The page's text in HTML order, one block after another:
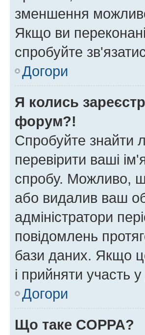
зменшення
Якщо ви
спробуйте
Догори
Я колись
форум?!
Спробуйте знайти
перевірити ваші
спробу. Можливо,
або видалив ваш
адміністратори
повідомлень
бази даних. Якщо
і прийняти участь у
Догори
Що таке COPPA?